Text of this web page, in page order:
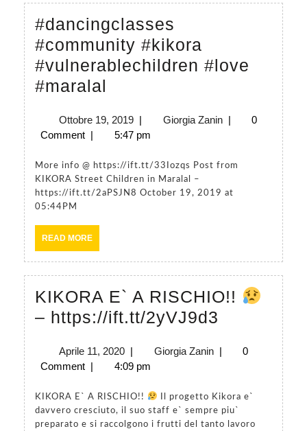
#dancingclasses
#community #kikora
#vulnerablechildren #love
#maralal
#kikora
#vulnerablechildren
#love
#maralal
Ottobre 19, 2019Ottobre
19,
| Giorgia ZaninGiorgia
|
0
Comment | 5:47 pm
More info @ https://ift.tt/33Iozqs Post from
KIKORA Street Children in Maralal –
https://ift.tt/2aPSJN8 October 19, 2019 at
05:44PM
READ MOREREAD
MORE
KIKORA E` A RISCHIO!!
– https://ift.tt/2yVJ9d3 KIKORA
A
RISCHIO!!
–
Aprile 11, 2020Aprile
11,
| Giorgia ZaninGiorgia
|
0
Comment | 4:09 pm
KIKORA E` A RISCHIO!!
Il progetto Kikora e`
davvero cresciuto, il suo staff e` sempre piu`
preparato e si raccolgono i frutti del tanto lavoro